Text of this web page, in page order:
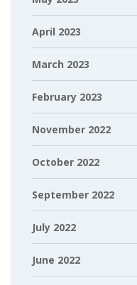
April 2023
March 2023
February 2023
November 2022
October 2022
September 2022
July 2022
June 2022